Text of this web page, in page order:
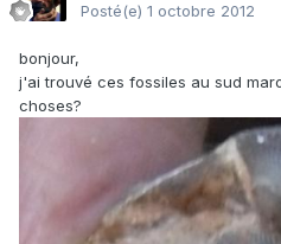
Posté(e) 1 octobre 2012
bonjour,
j'ai trouvé ces fossiles au sud
choses?